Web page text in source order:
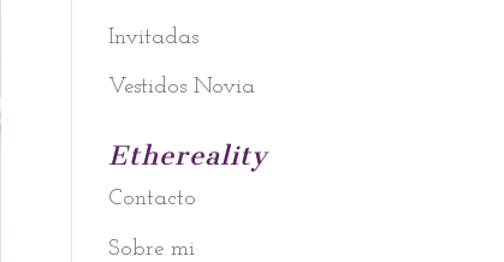
Invitadas
Vestidos Novia
Ethereality
Contacto
Sobre mi